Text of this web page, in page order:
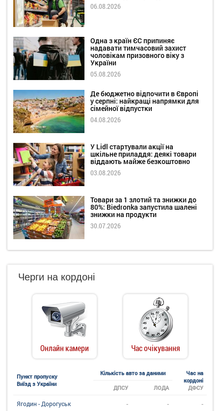
06.08.2026
Одна з країн ЄС припиняє
надавати тимчасовий захист
чоловікам призовного віку з
України
05.08.2026
Де бюджетно відпочити в Європі
у серпні: найкращі напрямки для
сімейної відпустки
04.08.2026
У Lidl стартували акції на
шкільне приладдя: деякі товари
віддають майже безкоштовно
03.08.2026
Товари за 1 злотий та знижки до
80%: Biedronka запустила шалені
знижки на продукти
30.07.2026
Черги на кордоні
Онлайн камери Час очікування
Пункт пропуску
Виїзд з України
Кількість авто за даними
Час на
кордоні
ДФСУ
ДПСУ ЛОДА
Ягодин - Дорогуськ - - -